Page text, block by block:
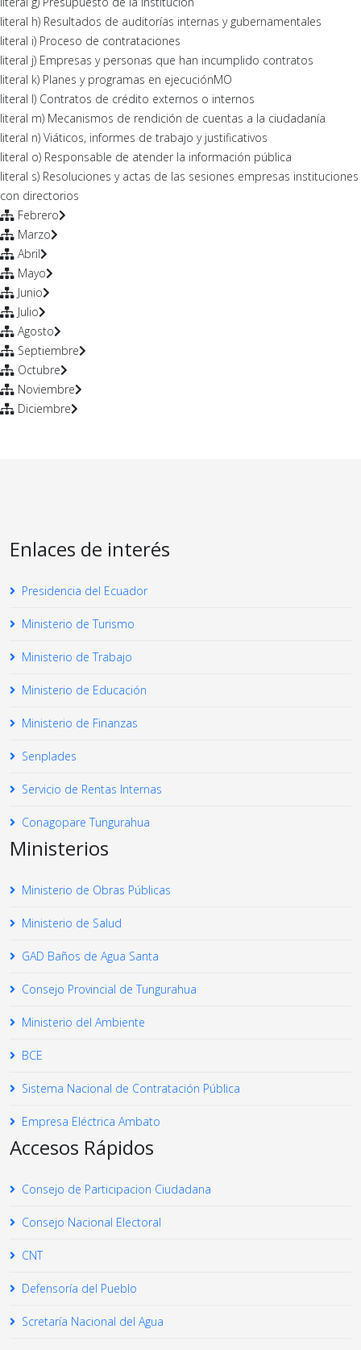
literal h) Resultados de auditorías internas y gubernamentales
literal i) Proceso de contrataciones
literal j) Empresas y personas que han incumplido contratos
literal k) Planes y programas en ejecuciónMO
literal l) Contratos de crédito externos o internos
literal m) Mecanismos de rendición de cuentas a la ciudadanía
literal n) Viáticos, informes de trabajo y justificativos
literal o) Responsable de atender la información pública
literal s) Resoluciones y actas de las sesiones empresas instituciones
con directorios
Febrero
Marzo
Abril
Mayo
Junio
Julio
Agosto
Septiembre
Octubre
Noviembre
Diciembre
Enlaces de interés
Presidencia del Ecuador
Ministerio de Turismo
Ministerio de Trabajo
Ministerio de Educación
Ministerio de Finanzas
Senplades
Servicio de Rentas Internas
Conagopare Tungurahua
Ministerios
Ministerio de Obras Públicas
Ministerio de Salud
GAD Baños de Agua Santa
Consejo Provincial de Tungurahua
Ministerio del Ambiente
BCE
Sistema Nacional de Contratación Pública
Empresa Eléctrica Ambato
Accesos Rápidos
Consejo de Participacion Ciudadana
Consejo Nacional Electoral
CNT
Defensoría del Pueblo
Scretaría Nacional del Agua